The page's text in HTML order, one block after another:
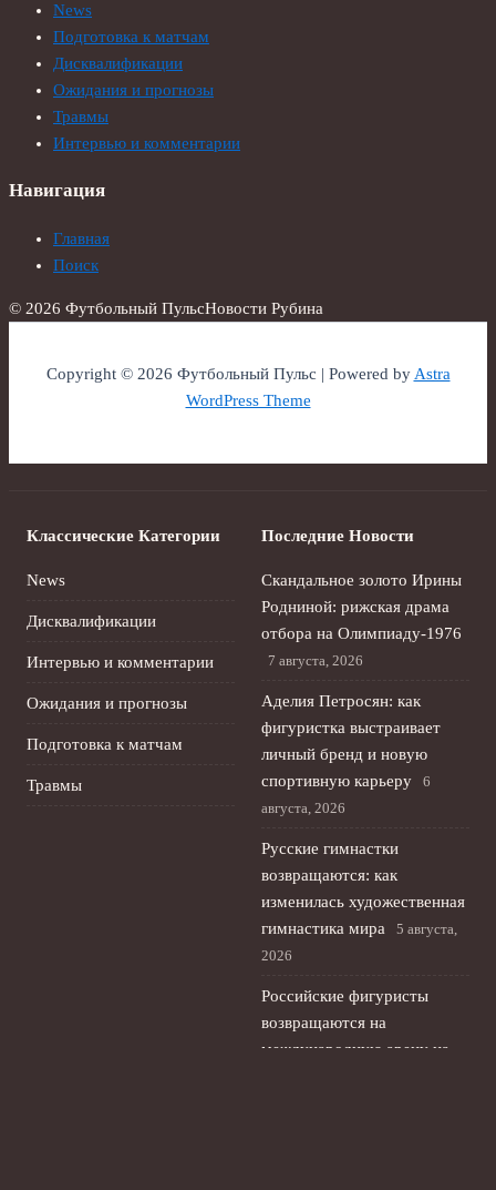
News
Подготовка к матчам
Дисквалификации
Ожидания и прогнозы
Травмы
Интервью и комментарии
Навигация
Главная
Поиск
© 2026 Футбольный ПульсНовости Рубина
Copyright © 2026 Футбольный Пульс | Powered byAstra
WordPress Theme
Классические Категории
News
Дисквалификации
Интервью и комментарии
Ожидания и прогнозы
Подготовка к матчам
Травмы
Последние Новости
Скандальное золото Ирины
Родниной: рижская драма
отбора на Олимпиаду‑1976
7 августа, 2026
Аделия Петросян: как
фигуристка выстраивает
личный бренд и новую
спортивную карьеру
6
августа, 2026
Русские гимнастки
возвращаются: как
изменилась художественная
гимнастика мира
5 августа,
2026
Российские фигуристы
возвращаются на
международную арену на